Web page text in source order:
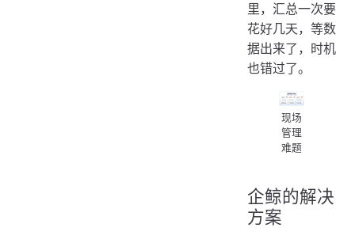
里，汇总一次要
花好几天，等数
据出来了，时机
也错过了。
现场
管理
难题
企鲸的解决
方案